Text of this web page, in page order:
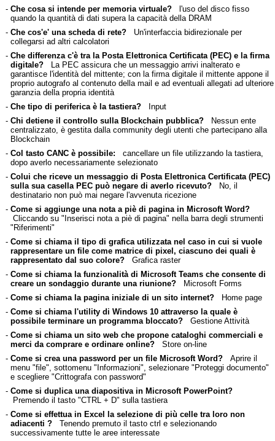
- Che cosa si intende per memoria virtuale?l'uso del disco fisso
quando la quantità di dati supera la capacità della DRAM
- Che cos'e' una scheda di rete?Un'interfaccia bidirezionale per
collegarsi ad altri calcolatori
- Che differenza c'è tra la Posta Elettronica Certificata (PEC) e la firma
digitale?La PEC assicura che un messaggio arrivi inalterato e
garantisce l'identità del mittente; con la firma digitale il mittente appone il
proprio autografo al contenuto della mail e ad eventuali allegati ad ulteriore
garanzia della propria identità
- Che tipo di periferica è la tastiera?Input
- Chi detiene il controllo sulla Blockchain pubblica?Nessun ente
centralizzato, è gestita dalla community degli utenti che partecipano alla
Blockchain
- Col tasto CANC è possibile: cancellare un file utilizzando la tastiera,
dopo averlo necessariamente selezionato
- Colui che riceve un messaggio di Posta Elettronica Certificata (PEC)
sulla sua casella PEC può negare di averlo ricevuto?No, il
destinatario non può mai negare l'avvenuta ricezione
- Come si aggiunge una nota a piè di pagina in Microsoft Word?
Cliccando su "Inserisci nota a piè di pagina" nella barra degli strumenti
"Riferimenti"
- Come si chiama il tipo di grafica utilizzata nel caso in cui si vuole
rappresentare un file come matrice di pixel, ciascuno dei quali è
rappresentato dal suo colore?Grafica raster
- Come si chiama la funzionalità di Microsoft Teams che consente di
creare un sondaggio durante una riunione?Microsoft Forms
- Come si chiama la pagina iniziale di un sito internet?Home page
- Come si chiama l'utility di Windows 10 attraverso la quale è
possibile terminare un programma bloccato?Gestione Attività
- Come si chiama un sito web che propone cataloghi commerciali e
merci da comprare e ordinare online?Store on-line
- Come si crea una password per un file Microsoft Word?Aprire il
menu "file", sottomenu "Informazioni", selezionare "Proteggi documento"
e scegliere "Crittografa con password"
- Come si duplica una diapositiva in Microsoft PowerPoint?
Premendo il tasto "CTRL + D" sulla tastiera
- Come si effettua in Excel la selezione di più celle tra loro non
adiacenti ?Tenendo premuto il tasto ctrl e selezionando
successivamente tutte le aree interessate